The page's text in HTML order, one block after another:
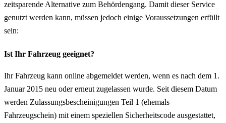
zeitsparende Alternative zum Behördengang. Damit dieser Service
genutzt werden kann, müssen jedoch einige Voraussetzungen erfüllt
sein:
Ist Ihr Fahrzeug geeignet?
Ihr Fahrzeug kann online abgemeldet werden, wenn es nach dem 1.
Januar 2015 neu oder erneut zugelassen wurde. Seit diesem Datum
werden Zulassungsbescheinigungen Teil 1 (ehemals
Fahrzeugschein) mit einem speziellen Sicherheitscode ausgestattet,